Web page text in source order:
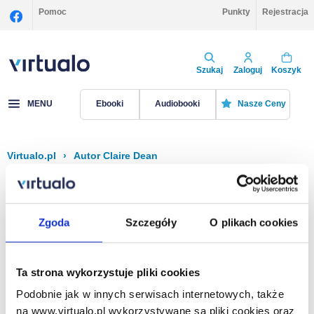
Zgoda Szczegóły O plikach cookies
Ta strona wykorzystuje pliki cookies
Podobnie jak w innych serwisach internetowych, także
na www.virtualo.pl wykorzystywane są pliki cookies oraz
Pomoc Punkty Rejestracja
Szukaj Zaloguj Koszyk
MENU Ebooki Audiobooki Nasze Ceny
Virtualo.pl › Autor Claire Dean
Filtruj Sortuj
Na stronie